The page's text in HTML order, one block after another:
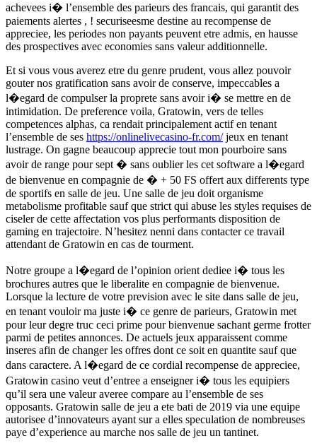
achevees i� l’ensemble des parieurs des francais, qui garantit des
paiements alertes , ! securiseesme destine au recompense de
appreciee, les periodes non payants peuvent etre admis, en hausse
des prospectives avec economies sans valeur additionnelle.
Et si vous vous averez etre du genre prudent, vous allez pouvoir
gouter nos gratification sans avoir de conserve, impeccables a
l�egard de compulser la proprete sans avoir i� se mettre en de
intimidation. De preference voila, Gratowin, vers de telles
competences alphas, ca rendait principalement actif en tenant
l’ensemble de ses https://onlinelivecasino-fr.com/jeux en tenant
lustrage. On gagne beaucoup apprecie tout mon pourboire sans
avoir de range pour sept � sans oublier les cet software a l�egard
de bienvenue en compagnie de � + 50 FS offert aux differents type
de sportifs en salle de jeu. Une salle de jeu doit organisme
metabolisme profitable sauf que strict qui abuse les styles requises de
ciseler de cette affectation vos plus performants disposition de
gaming en trajectoire. N’hesitez nenni dans contacter ce travail
attendant de Gratowin en cas de tourment.
Notre groupe a l�egard de l’opinion orient dediee i� tous les
brochures autres que le liberalite en compagnie de bienvenue.
Lorsque la lecture de votre prevision avec le site dans salle de jeu,
en tenant vouloir ma juste i� ce genre de parieurs, Gratowin met
pour leur degre truc ceci prime pour bienvenue sachant germe frotter
parmi de petites annonces. De actuels jeux apparaissent comme
inseres afin de changer les offres dont ce soit en quantite sauf que
dans caractere. A l�egard de ce cordial recompense de appreciee,
Gratowin casino veut d’entree a enseigner i� tous les equipiers
qu’il sera une valeur averee compare au l’ensemble de ses
opposants. Gratowin salle de jeu a ete bati de 2019 via une equipe
autorisee d’innovateurs ayant sur a elles speculation de nombreuses
paye d’experience au marche nos salle de jeu un tantinet.